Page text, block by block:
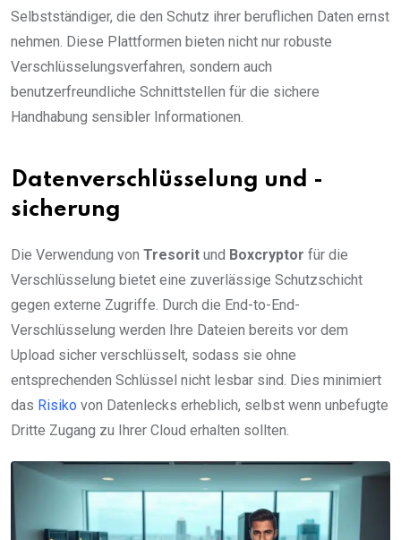
Selbstständiger, die den Schutz ihrer beruflichen Daten ernst
nehmen. Diese Plattformen bieten nicht nur robuste
Verschlüsselungsverfahren, sondern auch
benutzerfreundliche Schnittstellen für die sichere
Handhabung sensibler Informationen.
Datenverschlüsselung und -
sicherung
Die Verwendung von Tresorit und Boxcryptor für die
Verschlüsselung bietet eine zuverlässige Schutzschicht
gegen externe Zugriffe. Durch die End-to-End-
Verschlüsselung werden Ihre Dateien bereits vor dem
Upload sicher verschlüsselt, sodass sie ohne
entsprechenden Schlüssel nicht lesbar sind. Dies minimiert
das Risiko von Datenlecks erheblich, selbst wenn unbefugte
Dritte Zugang zu Ihrer Cloud erhalten sollten.